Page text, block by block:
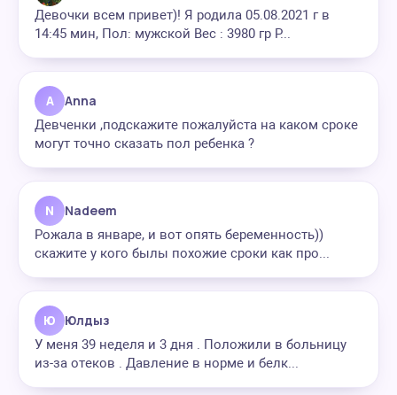
Девочки всем привет)! Я родила 05.08.2021 г в
14:45 мин, Пол: мужской Вес : 3980 гр Р...
A Anna
Девченки ,подскажите пожалуйста на каком сроке
могут точно сказать пол ребенка ?
N Nadeem
Рожала в январе, и вот опять беременность))
скажите у кого былы похожие сроки как про...
Ю Юлдыз
У меня 39 неделя и 3 дня . Положили в больницу
из-за отеков . Давление в норме и белк...